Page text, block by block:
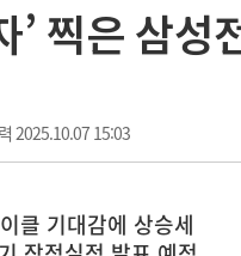
’ 찍은 삼
2025.10.07 15:03
클 기대감에 상승세